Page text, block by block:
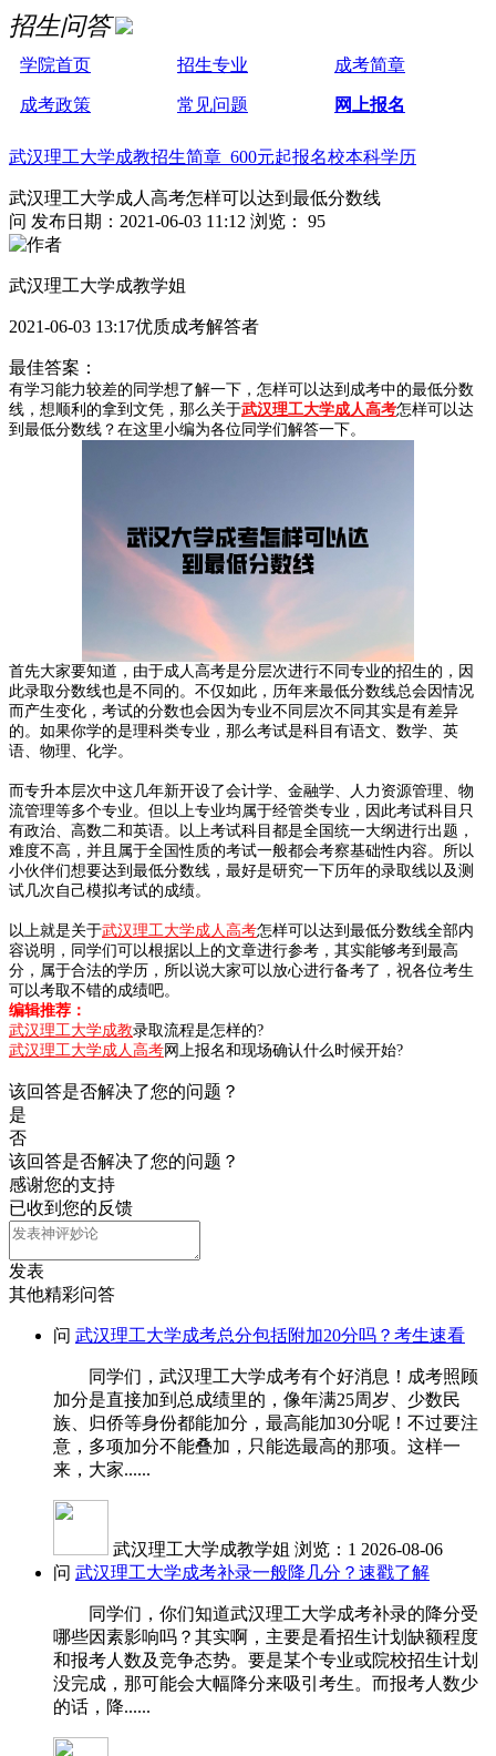
招生问答
学院首页 招生专业 成考简章
成考政策 常见问题 网上报名
武汉理工大学成教招生简章 600元起报名校本科学历
武汉理工大学成人高考怎样可以达到最低分数线
问 发布日期：2021-06-03 11:12 浏览： 95
武汉理工大学成教学姐
2021-06-03 13:17优质成考解答者
最佳答案：
有学习能力较差的同学想了解一下，怎样可以达到成考中的最低分数
线，想顺利的拿到文凭，那么关于武汉理工大学成人高考怎样可以达
到最低分数线？在这里小编为各位同学们解答一下。
首先大家要知道，由于成人高考是分层次进行不同专业的招生的，因
此录取分数线也是不同的。不仅如此，历年来最低分数线总会因情况
而产生变化，考试的分数也会因为专业不同层次不同其实是有差异
的。如果你学的是理科类专业，那么考试是科目有语文、数学、英
语、物理、化学。
而专升本层次中这几年新开设了会计学、金融学、人力资源管理、物
流管理等多个专业。但以上专业均属于经管类专业，因此考试科目只
有政治、高数二和英语。以上考试科目都是全国统一大纲进行出题，
难度不高，并且属于全国性质的考试一般都会考察基础性内容。所以
小伙伴们想要达到最低分数线，最好是研究一下历年的录取线以及测
试几次自己模拟考试的成绩。
以上就是关于武汉理工大学成人高考怎样可以达到最低分数线全部内
容说明，同学们可以根据以上的文章进行参考，其实能够考到最高
分，属于合法的学历，所以说大家可以放心进行备考了，祝各位考生
可以考取不错的成绩吧。
编辑推荐：
武汉理工大学成教录取流程是怎样的?
武汉理工大学成人高考网上报名和现场确认什么时候开始?
该回答是否解决了您的问题？
是
否
该回答是否解决了您的问题？
感谢您的支持
已收到您的反馈
发表
其他精彩问答
问 武汉理工大学成考总分包括附加20分吗？考生速看
同学们，武汉理工大学成考有个好消息！成考照顾
加分是直接加到总成绩里的，像年满25周岁、少数民
族、归侨等身份都能加分，最高能加30分呢！不过要注
意，多项加分不能叠加，只能选最高的那项。这样一
来，大家......
武汉理工大学成教学姐 浏览：1 2026-08-06
问 武汉理工大学成考补录一般降几分？速戳了解
同学们，你们知道武汉理工大学成考补录的降分受
哪些因素影响吗？其实啊，主要是看招生计划缺额程度
和报考人数及竞争态势。要是某个专业或院校招生计划
没完成，那可能会大幅降分来吸引考生。而报考人数少
的话，降......